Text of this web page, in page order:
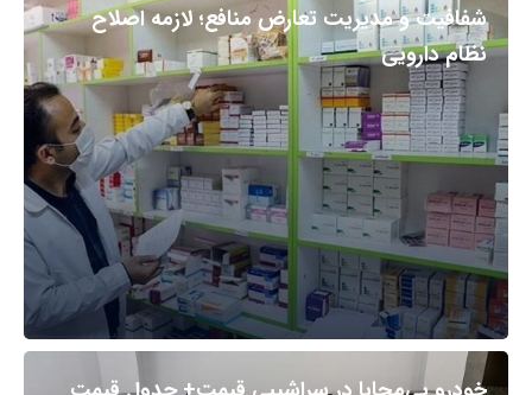
شفافیت و مدیریت تعارض منافع؛ لازمه اصلاح
نظام دارویی